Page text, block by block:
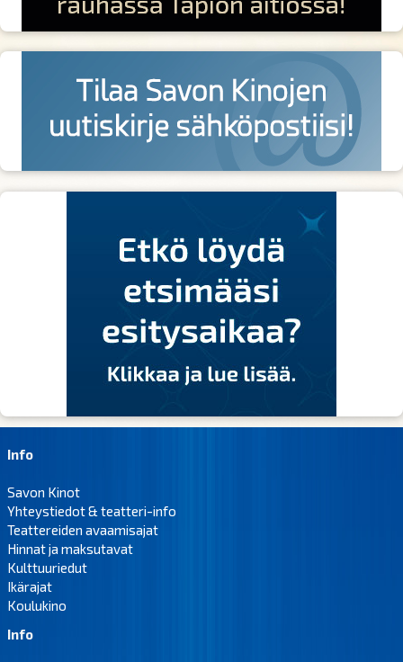
Info
Savon Kinot
Yhteystiedot & teatteri-info
Teattereiden avaamisajat
Hinnat ja maksutavat
Kulttuuriedut
Ikärajat
Koulukino
Info